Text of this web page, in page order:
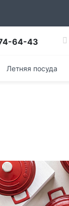
64-43
Летняя посуда